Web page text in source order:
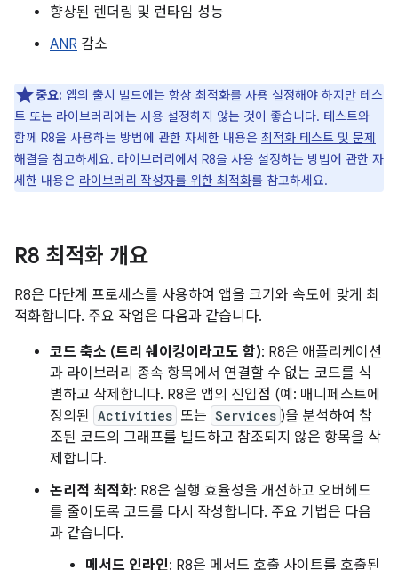
향상된 렌더링 및 런타임 성능
ANR 감소
중요: 앱의 출시 빌드에는 항상 최적화를 사용 설정해야 하지만 테스
트 또는 라이브러리에는 사용 설정하지 않는 것이 좋습니다. 테스트와
함께 R8을 사용하는 방법에 관한 자세한 내용은 최적화 테스트 및 문제
해결을 참고하세요. 라이브러리에서 R8을 사용 설정하는 방법에 관한 자
세한 내용은 라이브러리 작성자를 위한 최적화를 참고하세요.
R8 최적화 개요
R8은 다단계 프로세스를 사용하여 앱을 크기와 속도에 맞게 최
적화합니다. 주요 작업은 다음과 같습니다.
코드 축소 (트리 쉐이킹이라고도 함): R8은 애플리케이션
과 라이브러리 종속 항목에서 연결할 수 없는 코드를 식
별하고 삭제합니다. R8은 앱의 진입점 (예: 매니페스트에
정의된 Activities 또는 Services )을 분석하여 참
조된 코드의 그래프를 빌드하고 참조되지 않은 항목을 삭
제합니다.
논리적 최적화: R8은 실행 효율성을 개선하고 오버헤드
를 줄이도록 코드를 다시 작성합니다. 주요 기법은 다음
과 같습니다.
메서드 인라인: R8은 메서드 호출 사이트를 호출된